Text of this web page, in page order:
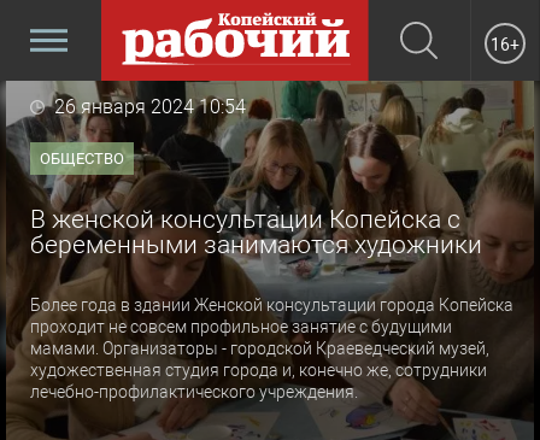
16+
26 января 2024 10:54
ОБЩЕСТВО
В женской консультации Копейска с
беременными занимаются художники
Более года в здании Женской консультации города Копейска
проходит не совсем профильное занятие с будущими
мамами. Организаторы - городской Краеведческий музей,
художественная студия города и, конечно же, сотрудники
лечебно-профилактического учреждения.